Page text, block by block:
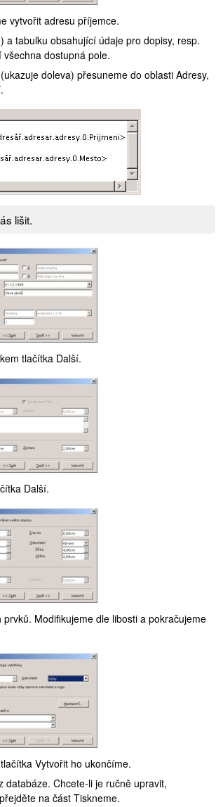
vytvořit adresu příjemce.
tabulku obsahující údaje pro dopisy, resp.
dostupná pole.
doleva) přesuneme do oblasti Adresy,
lišit.
tlačítka Další.
Další.
Modifikujeme dle libosti a pokračujeme
Vytvořit ho ukončíme.
databáze. Chcete-li je ručně upravit,
na část Tiskneme.